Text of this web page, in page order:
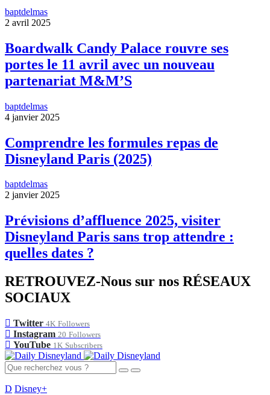
baptdelmas
2 avril 2025
Boardwalk Candy Palace rouvre ses
portes le 11 avril avec un nouveau
partenariat M&M’S
baptdelmas
4 janvier 2025
Comprendre les formules repas de
Disneyland Paris (2025)
baptdelmas
2 janvier 2025
Prévisions d’affluence 2025, visiter
Disneyland Paris sans trop attendre :
quelles dates ?
RETROUVEZ-Nous sur nos RÉSEAUX
SOCIAUX
Twitter 4K Followers
Instagram 20 Followers
YouTube 1K Subscribers
D Disney+